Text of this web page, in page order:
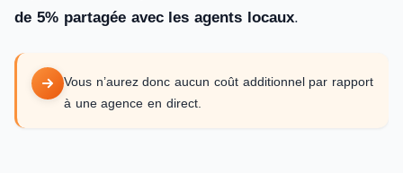
de 5% partagée avec les agents locaux.
Vous n’aurez donc aucun coût additionnel par rapport
à une agence en direct.